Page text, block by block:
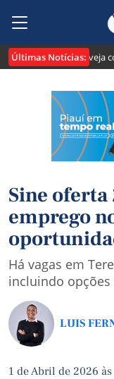
Últimas Notícias:
o "Pix Pensão": veja
Sine oferta
emprego
Há vagas em
incluindo opções
LUIS
1 de Abril de 2026 às